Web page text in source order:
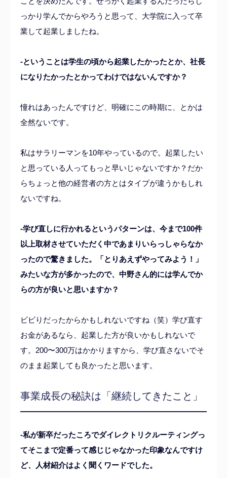
っかり学んでからやろうと思って、大学院に入って卒
業して起業しましたね。
-ということは学生の頃から起業したかったとか、社長
になりたかったとかってわけではないんですか？
憧れはあったんですけど、明確にこの時期に、とかは
全然ないです。
私はサラリーマンを10年やっているので。起業したい
と思っている人ってもっと早いじゃないですか？だか
らちょっと他の経営者の方とはタイプが違うかもしれ
ないですね。
-学び直しに行かれるというパターンは、今まで100件
以上取材させていただく中であまりいらっしゃらなか
ったので驚きました。「とりあえずやってみよう！」
みたいな方が多かったので、中野さん的には学んでか
らの方が良いと思いますか？
ビビりだったからかもしれないですね（笑）学び直す
お金があるなら、起業した方が良いかもしれないで
す。200〜300万はかかりますから、学び直さないでそ
のまま起業しても良かったと思います。
事業成長の秘訣は「継続してきたこと」
-私が新卒だったころでダイレクトリクルーティングっ
てそこまで定番って感じじゃなかった印象なんですけ
ど、人材紹介はよく聞くワードでした。